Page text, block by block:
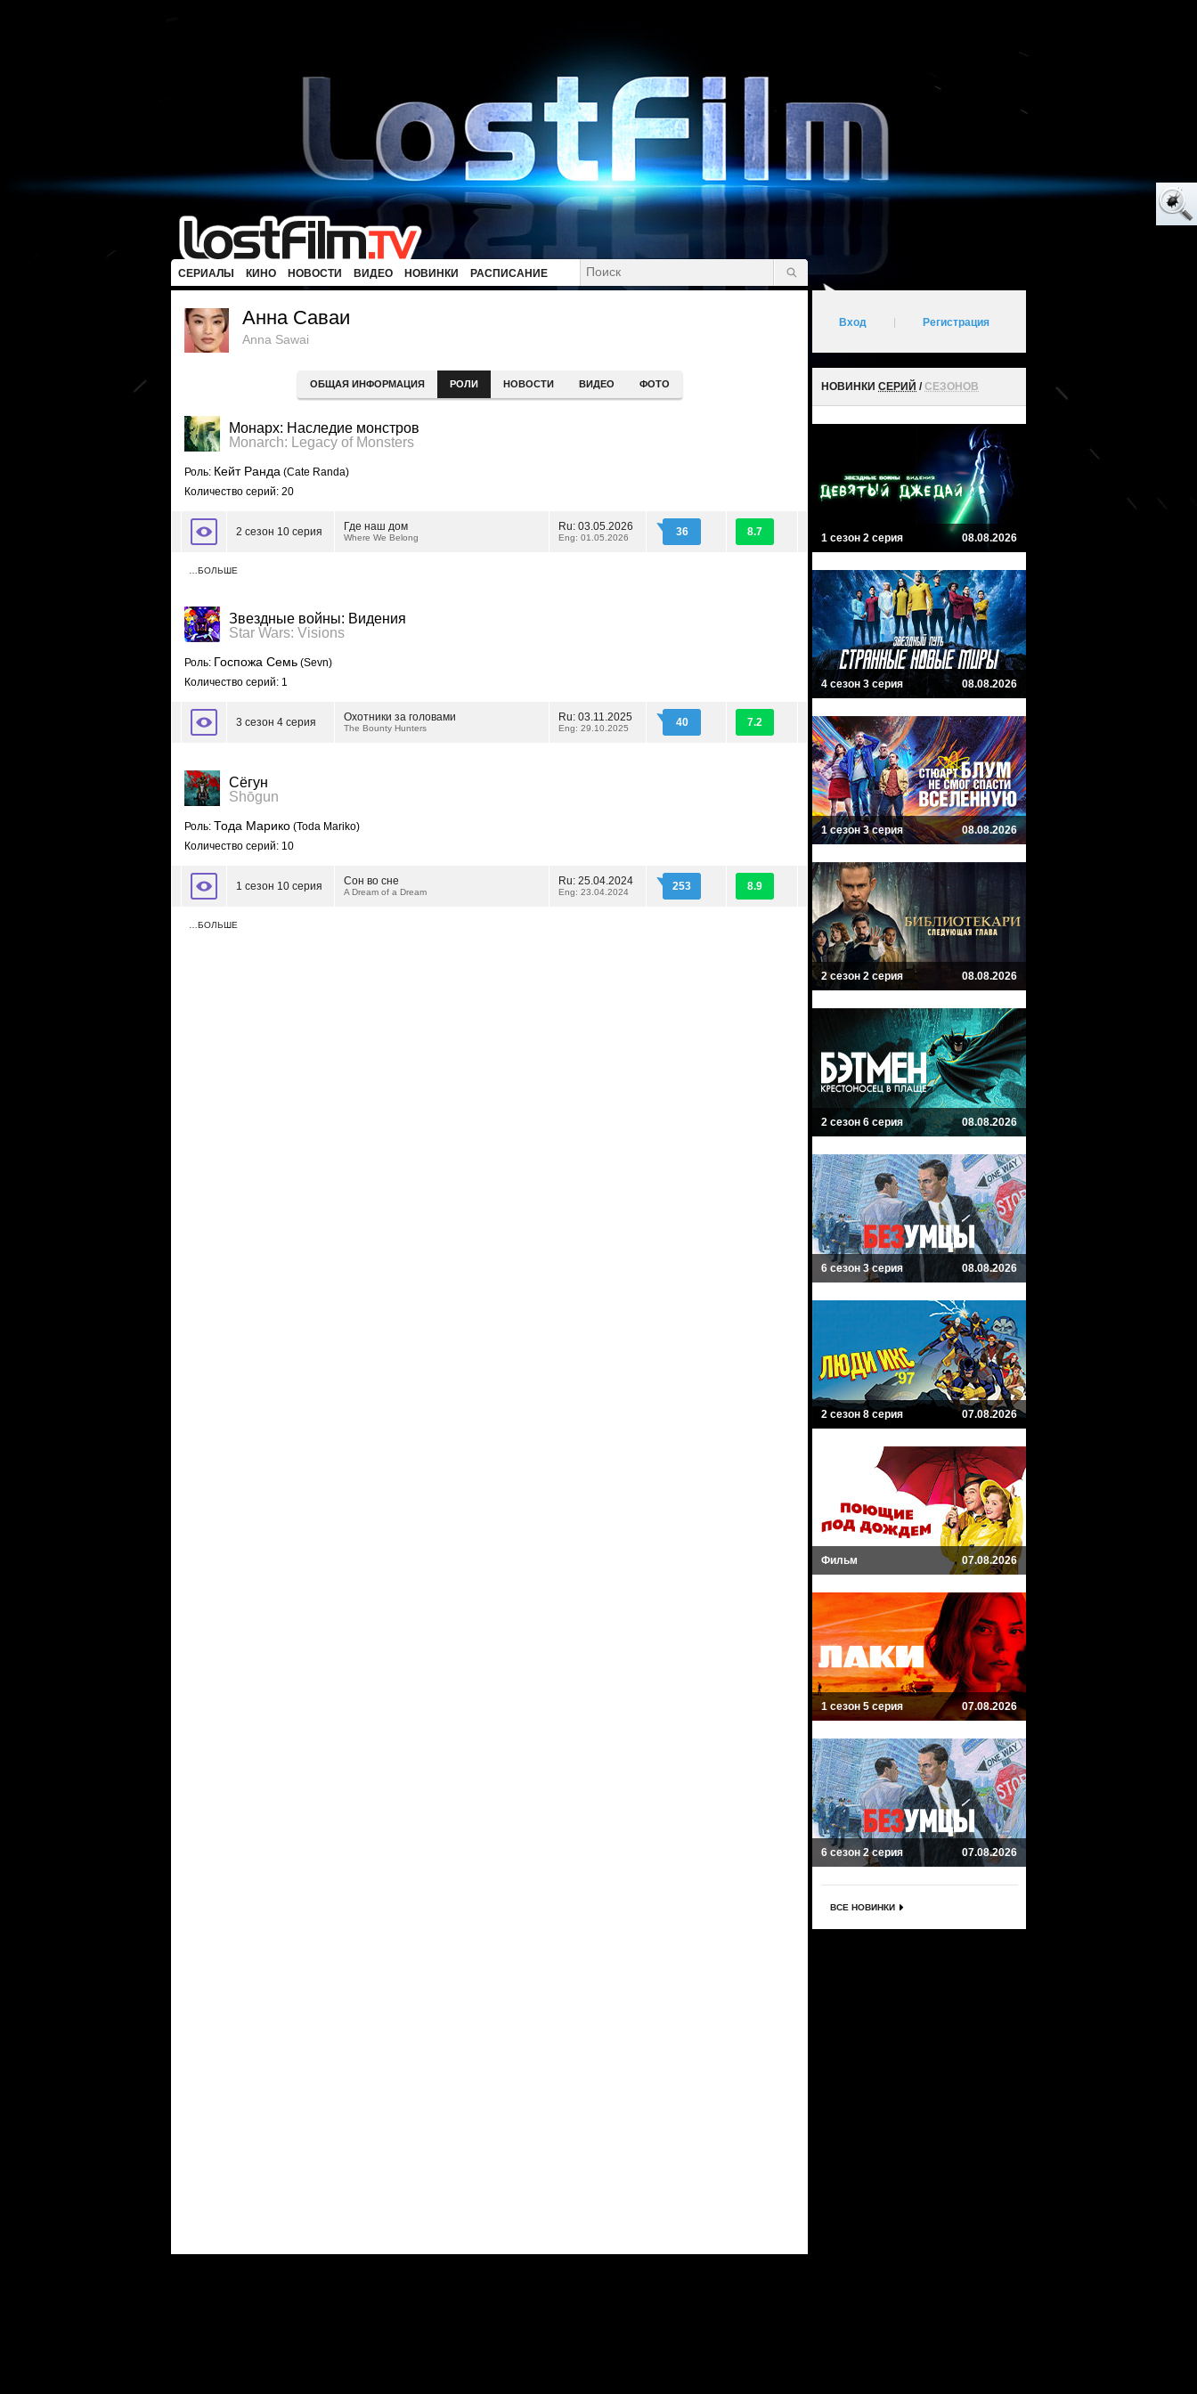
СЕРИАЛЫ КИНО НОВОСТИ ВИДЕО НОВИНКИ РАСПИСАНИЕ
Анна Саваи
Anna Sawai
ОБЩАЯ ИНФОРМАЦИЯ РОЛИ НОВОСТИ ВИДЕО ФОТО
Монарх: Наследие монстров
Monarch: Legacy of Monsters
Роль: Кейт Ранда (Cate Randa)
Количество серий: 20
2 сезон 10 серия Где наш дом
Where We Belong
Ru: 03.05.2026
Eng: 01.05.2026 36 8.7
…БОЛЬШЕ
Звездные войны: Видения
Star Wars: Visions
Роль: Госпожа Семь (Sevn)
Количество серий: 1
3 сезон 4 серия Охотники за головами
The Bounty Hunters
Ru: 03.11.2025
Eng: 29.10.2025 40 7.2
Сёгун
Shōgun
Роль: Тода Марико (Toda Mariko)
Количество серий: 10
1 сезон 10 серия Сон во сне
A Dream of a Dream
Ru: 25.04.2024
Eng: 23.04.2024 253 8.9
…БОЛЬШЕ
Вход Регистрация
НОВИНКИ СЕРИЙ /СЕЗОНОВ
1 сезон 2 серия 08.08.2026
4 сезон 3 серия 08.08.2026
1 сезон 3 серия 08.08.2026
2 сезон 2 серия 08.08.2026
2 сезон 6 серия 08.08.2026
6 сезон 3 серия 08.08.2026
2 сезон 8 серия 07.08.2026
Фильм 07.08.2026
1 сезон 5 серия 07.08.2026
6 сезон 2 серия 07.08.2026
ВСЕ НОВИНКИ